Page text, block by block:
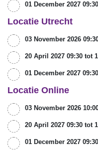
01 December 2027
Locatie Utrecht
03 November 2026
20 April 2027 09:30 tot
01 December 2027
Locatie Online
03 November 2026
20 April 2027 09:30 tot
01 December 2027